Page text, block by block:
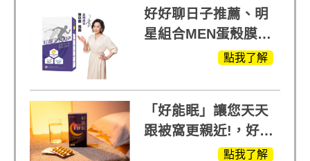
好好聊日子推薦、明
星組合MEN蛋殼膜
(蛋白聚醣)+UCII，超
點我了解
「好能眠」讓您天天
跟被窩更親近!，好能
生醫X陳亞蘭推薦!
點我了解